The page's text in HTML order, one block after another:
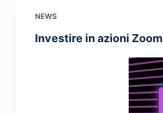
NEWS
Investire in azioni Zoom